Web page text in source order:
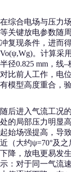
在综合电场与压力
等关键放电参数随
冲复现条件，进而
Vo(ψ,Wg)。计算采
半径0.825 mm，线
对比前人工作，电
有模型高度重合，
随后进入气流工况
处的局部压力明显
起始场强提高，导
近（大约ψ=70°及
下降，放电更易发
示：对于同一气流